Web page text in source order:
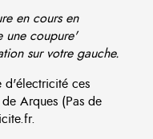
en cours en
une coupure'
sur votre gauche.
d'électricité ces
Arques (Pas de